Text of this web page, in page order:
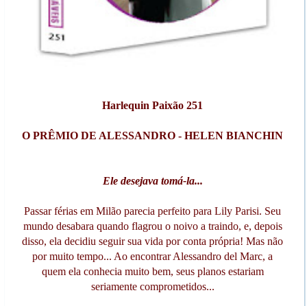
Harlequin Paixão 251
O PRÊMIO DE ALESSANDRO - HELEN BIANCHIN
Ele desejava tomá-la...
Passar férias em Milão parecia perfeito para Lily Parisi. Seu
mundo desabara quando flagrou o noivo a traindo, e, depois
disso, ela decidiu seguir sua vida por conta própria! Mas não
por muito tempo... Ao encontrar Alessandro del Marc, a
quem ela conhecia muito bem, seus planos estariam
seriamente comprometidos...